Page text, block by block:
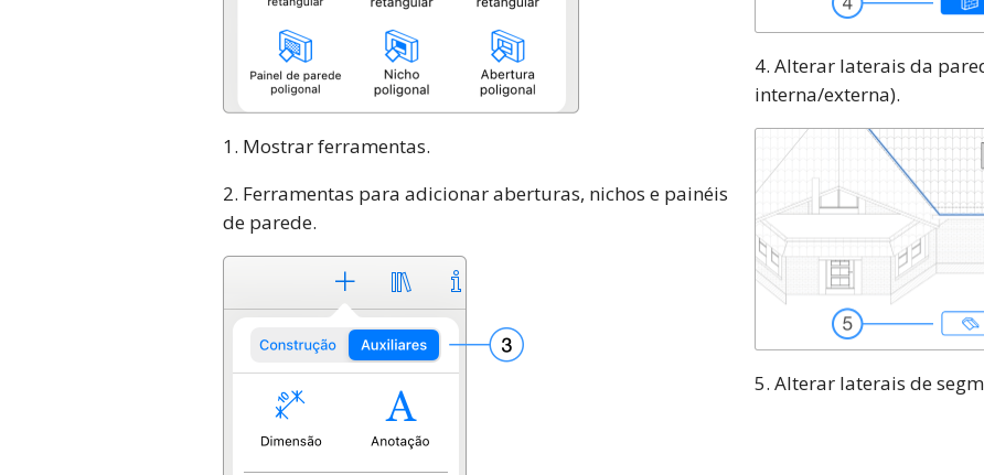
1. Mostrar ferramentas.
2. Ferramentas para adicionar aberturas, nichos e painéis
de parede.
4. Alterar laterais da
interna/externa).
5. Alterar laterais de